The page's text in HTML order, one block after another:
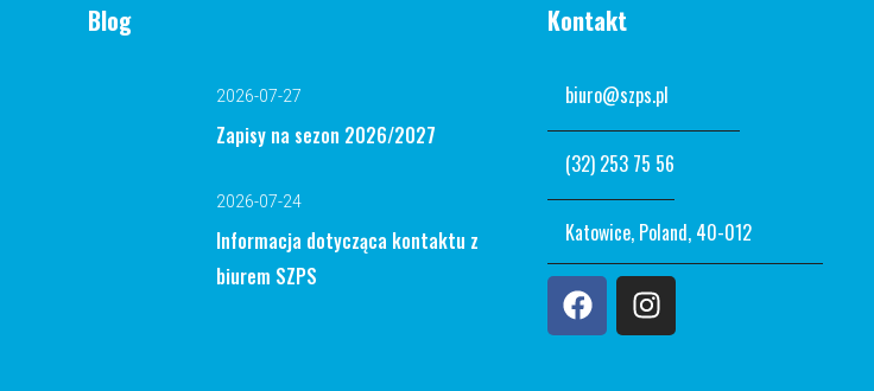
Blog
2026-07-27
Zapisy na sezon 2026/2027
2026-07-24
Informacja dotycząca kontaktu z
biurem SZPS
Kontakt
biuro@szps.pl
(32) 253 75 56
Katowice, Poland, 40-012